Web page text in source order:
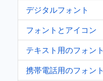
デジタルフォント
フォントとアイコン
テキスト用のフォント
携帯電話用のフォント